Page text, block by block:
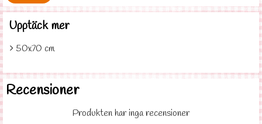
Upptäck mer
50x70 cm
Recensioner
Produkten har inga recensioner